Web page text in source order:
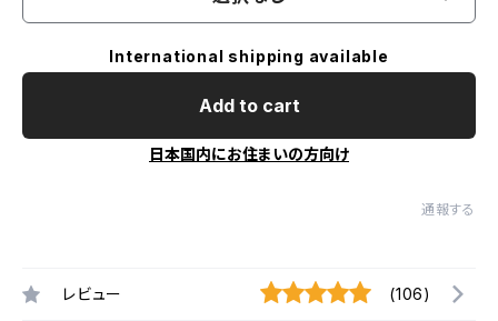
International shipping available
Add to cart
日本国内にお住まいの方向け
通報する
レビュー (106)